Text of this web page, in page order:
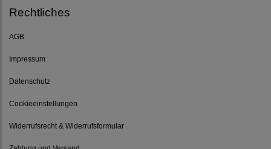
Rechtliches
AGB
Impressum
Datenschutz
Cookieeinstellungen
Widerrufsrecht & Widerrufsformular